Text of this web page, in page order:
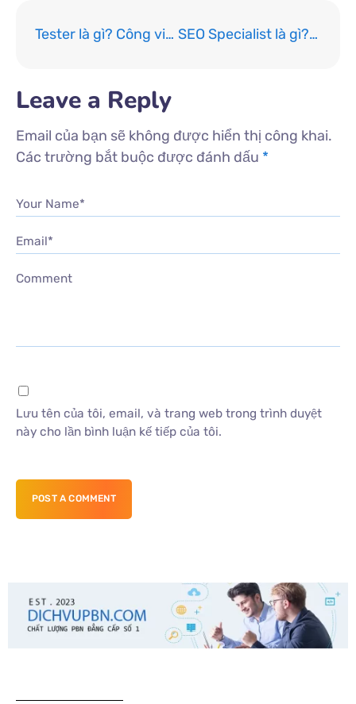
Tester là gì? Công việc và cơ hội nghề nghiệp của Tester trong 2023 – 2024 SEO Specialist là gì? Các kỹ năng cần thiết của chuyên gia SEO chính hiệu
Leave a Reply
Email của bạn sẽ không được hiển thị công khai.
Các trường bắt buộc được đánh dấu *
Your Name*
Email*
Comment
Lưu tên của tôi, email, và trang web trong trình duyệt
này cho lần bình luận kế tiếp của tôi.
POST A COMMENT